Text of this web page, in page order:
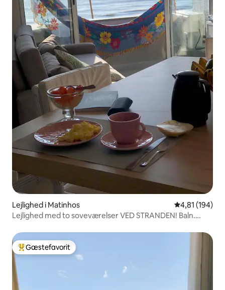
Lejlighed i Matinhos 4,81 ud af 5 i
4,81 (194)
Lejlighed med to soveværelser VED STRANDEN! Baln.
Bedste gæstefavorit
Gæstefavorit